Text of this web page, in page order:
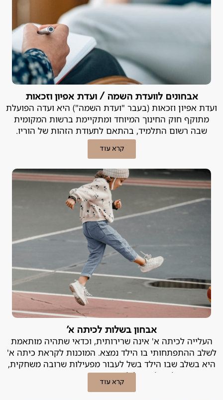
אבחונים לוועדת השמה / ועדת אפיון וזכאות
ועדת אפיון וזכאות (בעבר "ועדת השמה") היא ועדה הפועלת
מתוקף חוק החינוך המיוחד ומתקיימת ברשות המקומית
שבה רשום התלמיד, בהתאם לתעודת הזהות של הוריו.
קרא עוד
אבחון בשלות לכיתה א'
העלייה לכיתה א' אינה שרירותית, וכדאי שתהיה מותאמת
לשלב ההתפתחותי בו הילד נמצא. המוכנות לקראת כיתה א'
היא בשלב שבו הילד בשל לעבור מפעילות שרובה משחקית,
לפעילות של למידה מובנית ומסודרת.
קרא עוד